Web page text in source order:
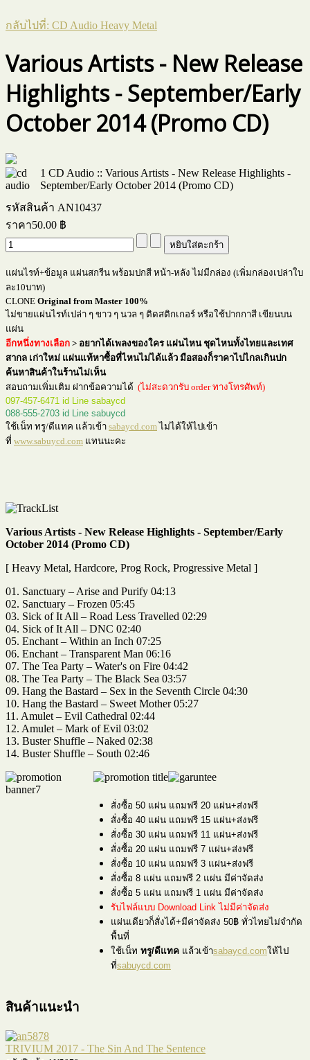
กลับไปที่: CD Audio Heavy Metal
Various Artists - New Release
Highlights - September/Early
October 2014 (Promo CD)
1 CD Audio :: Various Artists - New Release Highlights -
September/Early October 2014 (Promo CD)
รหัสสินค้า AN10437
ราคา50.00 ฿
แผ่นไรท์+ข้อมูล แผ่นสกรีน พร้อมปกสี หน้า-หลัง ไม่มีกล่อง (เพิ่มกล่องเปล่าใบ
ละ10บาท)
CLONE Original from Master 100%
ไม่ขายแผ่นไรท์เปล่า ๆ ขาว ๆ นวล ๆ ติดสติกเกอร์ หรือใช้ปากกาสี เขียนบน
แผ่น
อีกหนึ่งทางเลือก > อยากได้เพลงของใคร แผ่นไหน ชุดไหนทั้งไทยและเทศ
สากล เก่าใหม่ แผ่นแท้หาซื้อที่ไหนไม่ได้แล้ว มือสองก็ราคาไปไกลเกินปก
ค้นหาสินค้าในร้านไม่เห็น
สอบถามเพิ่มเติม ฝากข้อความได้ (ไม่สะดวกรับ order ทางโทรศัพท์)
097-457-6471 id Line sabaycd
088-555-2703 id Line sabuycd
ใช้เน็ท ทรู/ดีแทค แล้วเข้า sabaycd.com ไม่ได้ให้ไปเข้า
ที่ www.sabuycd.com แทนนะคะ
Various Artists - New Release Highlights - September/Early
October 2014 (Promo CD)
[ Heavy Metal, Hardcore, Prog Rock, Progressive Metal ]
01. Sanctuary – Arise and Purify 04:13
02. Sanctuary – Frozen 05:45
03. Sick of It All – Road Less Travelled 02:29
04. Sick of It All – DNC 02:40
05. Enchant – Within an Inch 07:25
06. Enchant – Transparent Man 06:16
07. The Tea Party – Water's on Fire 04:42
08. The Tea Party – The Black Sea 03:57
09. Hang the Bastard – Sex in the Seventh Circle 04:30
10. Hang the Bastard – Sweet Mother 05:27
11. Amulet – Evil Cathedral 02:44
12. Amulet – Mark of Evil 03:02
13. Buster Shuffle – Naked 02:38
14. Buster Shuffle – South 02:46
สั่งซื้อ 50 แผ่น แถมฟรี 20 แผ่น+ส่งฟรี
สั่งซื้อ 40 แผ่น แถมฟรี 15 แผ่น+ส่งฟรี
สั่งซื้อ 30 แผ่น แถมฟรี 11 แผ่น+ส่งฟรี
สั่งซื้อ 20 แผ่น แถมฟรี 7 แผ่น+ส่งฟรี
สั่งซื้อ 10 แผ่น แถมฟรี 3 แผ่น+ส่งฟรี
สั่งซื้อ 8 แผ่น แถมฟรี 2 แผ่น มีค่าจัดส่ง
สั่งซื้อ 5 แผ่น แถมฟรี 1 แผ่น มีค่าจัดส่ง
รับไฟล์แบบ Download Link ไม่มีค่าจัดส่ง
แผ่นเดียวก็สั่งได้+มีค่าจัดส่ง 50฿ ทั่วไทยไม่จำกัด
พื้นที่
ใช้เน็ท ทรู/ดีแทค แล้วเข้าsabaycd.comให้ไป
ที่sabuycd.com
สินค้าแนะนำ
TRIVIUM 2017 - The Sin And The Sentence